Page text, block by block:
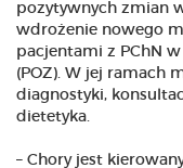
pozytywnych zmian
wdrożenie nowego
pacjentami z PChN
(POZ). W jej ramach
diagnostyki,
dietetyka.
– Chory jest